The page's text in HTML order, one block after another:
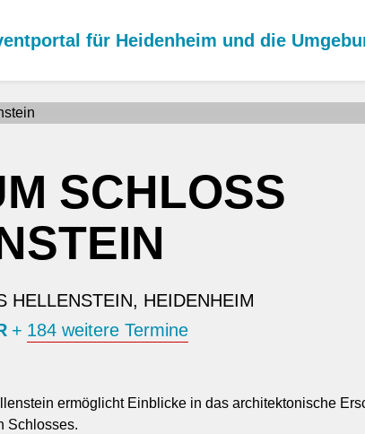
für Heidenheim und die
SCHLOSS
HELLENSTEIN, HEIDENHEIM
+ 184 weitere Termine
ermöglicht Einblicke in das architektonische
Schlosses.